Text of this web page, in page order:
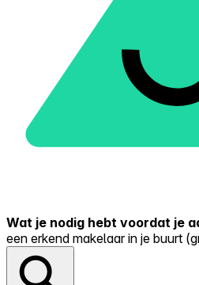
Wat je nodig hebt voordat je
een erkend makelaar in je buurt